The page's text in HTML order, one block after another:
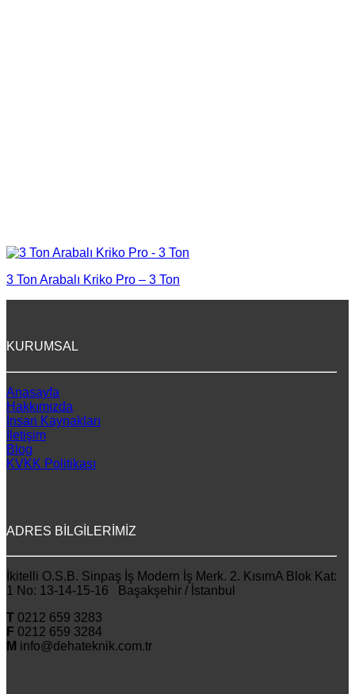
3 Ton Arabalı Kriko Pro – 3 Ton
KURUMSAL
Anasayfa
Hakkımızda
İnsan Kaynakları
İletişim
Blog
KVKK Politikası
ADRES BİLGİLERİMİZ
İkitelli O.S.B. Sinpaş İş Modern İş Merk. 2. KısımA Blok Kat:
1 No: 13-14-15-16 Başakşehir / İstanbul
T 0212 659 3283
F 0212 659 3284
M info@dehateknik.com.tr